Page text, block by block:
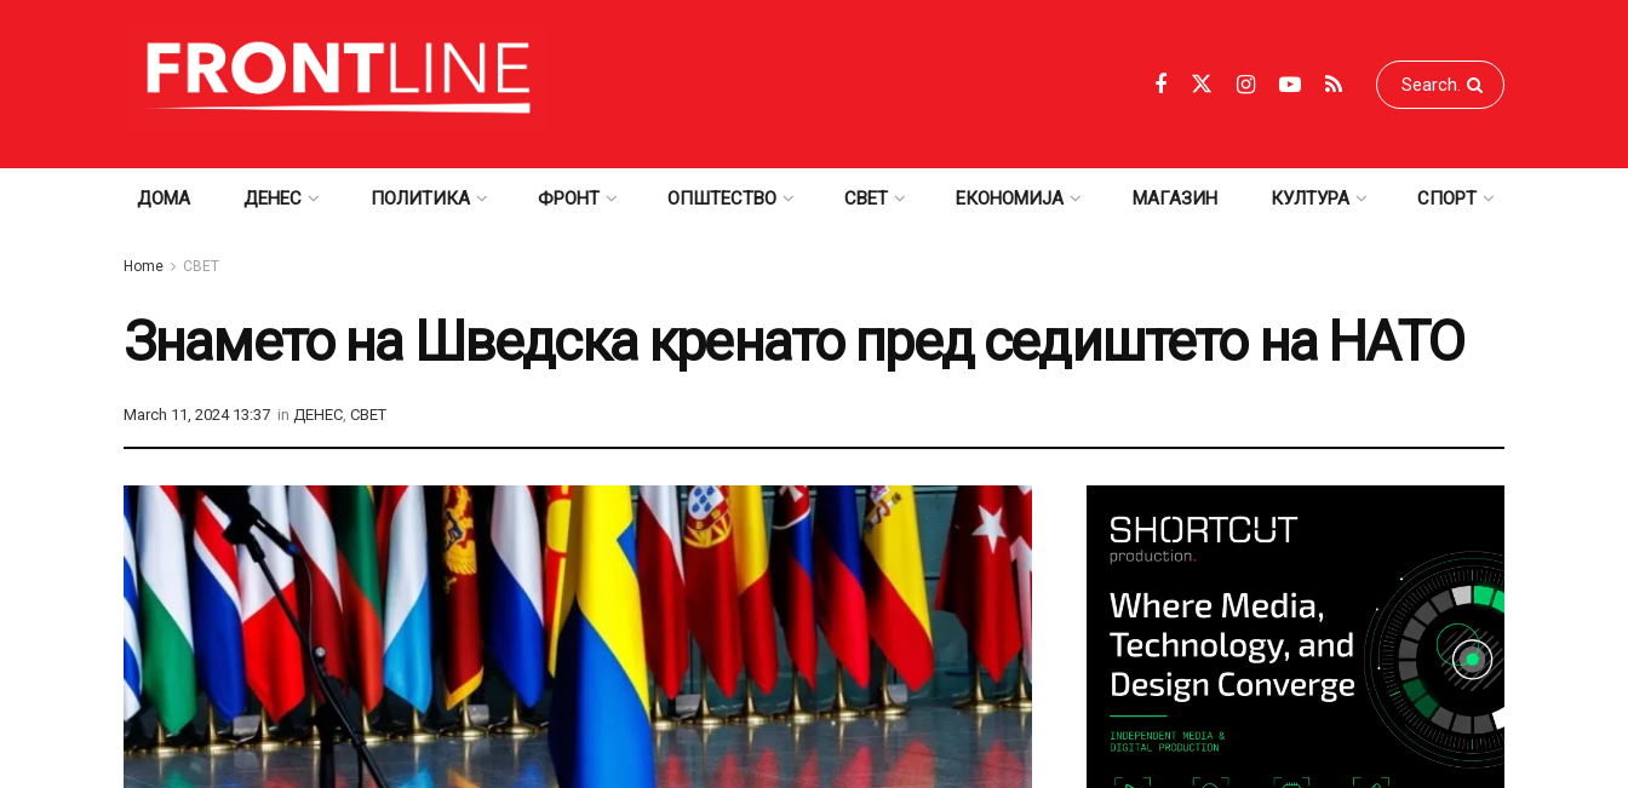
ДОМА ДЕНЕС ПОЛИТИКА ФРОНТ ОПШТЕСТВО СВЕТ ЕКОНОМИЈА МАГАЗИН КУЛТУРА СПОРТ
Home СВЕТ
Знамето на Шведска кренато пред седиштето на НАТО
March 11, 2024 13:37 in ДЕНЕС, СВЕТ